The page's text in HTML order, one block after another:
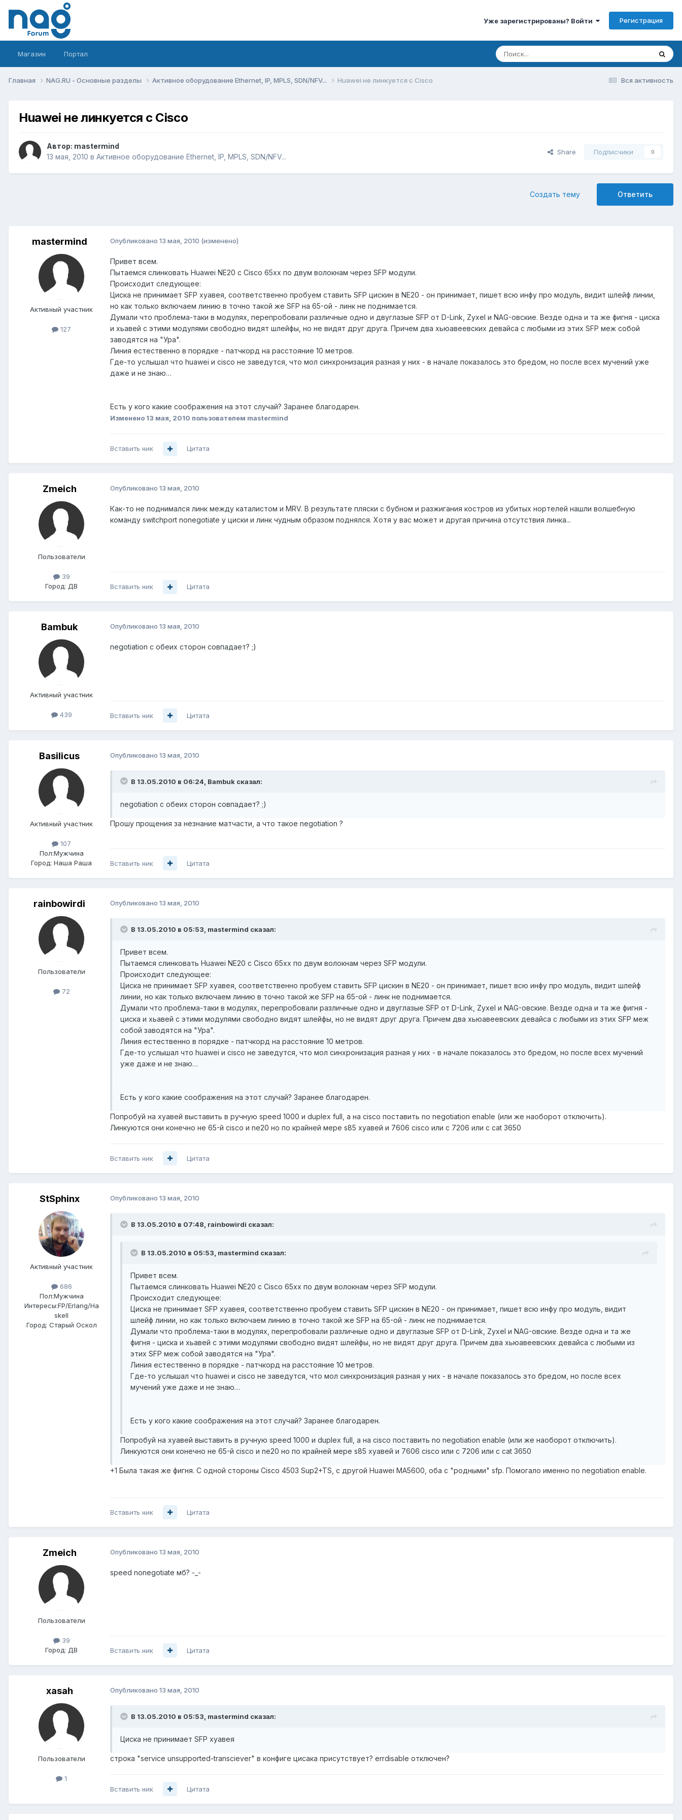
Уже зарегистрированы? Войти Регистрация
Магазин Портал
Вся активность
Главная NAG.RU - Основные разделы Активное оборудование Ethernet, IP, MPLS, SDN/NFV... Huawei не линкуется с Cisco
Huawei не линкуется с Cisco
Автор: mastermind
13 мая, 2010 в Активное оборудование Ethernet, IP, MPLS, SDN/NFV...
Share Подписчики 0
Ответить
Создать тему
mastermind
Активный участник
127
Опубликовано 13 мая, 2010 (изменено)
Привет всем.
Пытаемся слинковать Huawei NE20 с Cisco 65xx по двум волокнам через SFP модули.
Происходит следующее:
Циска не принимает SFP хуавея, соответственно пробуем ставить SFP цискин в NE20 - он принимает, пишет всю инфу про модуль, видит шлейф линии,
но как только включаем линию в точно такой же SFP на 65-ой - линк не поднимается.
Думали что проблема-таки в модулях, перепробовали различные одно и двуглазые SFP от D-Link, Zyxel и NAG-овские. Везде одна и та же фигня - циска
и хьавей с этими модулями свободно видят шлейфы, но не видят друг друга. Причем два хьюавеевских девайса с любыми из этих SFP меж собой
заводятся на "Ура".
Линия естественно в порядке - патчкорд на расстояние 10 метров.
Где-то услышал что huawei и cisco не заведутся, что мол синхронизация разная у них - в начале показалось это бредом, но после всех мучений уже
даже и не знаю…
Есть у кого какие соображения на этот случай? Заранее благодарен.
Изменено 13 мая, 2010 пользователем mastermind
Вставить ник Цитата
Zmeich
Пользователи
39
Город: ДВ
Опубликовано 13 мая, 2010
Как-то не поднимался линк между каталистом и MRV. В результате пляски с бубном и разжигания костров из убитых нортелей нашли волшебную
команду switchport nonegotiate у циски и линк чудным образом поднялся. Хотя у вас может и другая причина отсутствия линка...
Вставить ник Цитата
Bambuk
Активный участник
439
Опубликовано 13 мая, 2010
negotiation с обеих сторон совпадает? ;)
Вставить ник Цитата
Basilicus
Активный участник
107
Пол:Мужчина
Город: Наша Раша
Опубликовано 13 мая, 2010
В 13.05.2010 в 06:24, Bambuk сказал:
negotiation с обеих сторон совпадает? ;)
Прошу прощения за незнание матчасти, а что такое negotiation ?
Вставить ник Цитата
rainbowirdi
Пользователи
72
Опубликовано 13 мая, 2010
В 13.05.2010 в 05:53, mastermind сказал:
Привет всем.
Пытаемся слинковать Huawei NE20 с Cisco 65xx по двум волокнам через SFP модули.
Происходит следующее:
Циска не принимает SFP хуавея, соответственно пробуем ставить SFP цискин в NE20 - он принимает, пишет всю инфу про модуль, видит шлейф
линии, но как только включаем линию в точно такой же SFP на 65-ой - линк не поднимается.
Думали что проблема-таки в модулях, перепробовали различные одно и двуглазые SFP от D-Link, Zyxel и NAG-овские. Везде одна и та же фигня -
циска и хьавей с этими модулями свободно видят шлейфы, но не видят друг друга. Причем два хьюавеевских девайса с любыми из этих SFP меж
собой заводятся на "Ура".
Линия естественно в порядке - патчкорд на расстояние 10 метров.
Где-то услышал что huawei и cisco не заведутся, что мол синхронизация разная у них - в начале показалось это бредом, но после всех мучений
уже даже и не знаю…
Есть у кого какие соображения на этот случай? Заранее благодарен.
Попробуй на хуавей выставить в ручную speed 1000 и duplex full, а на cisco поставить no negotiation enable (или же наоборот отключить).
Линкуются они конечно не 65-й cisco и ne20 но по крайней мере s85 хуавей и 7606 cisco или с 7206 или с cat 3650
Вставить ник Цитата
StSphinx
Активный участник
686
Пол:Мужчина
Интересы:FP/Erlang/Ha
skell
Город: Старый Оскол
Опубликовано 13 мая, 2010
В 13.05.2010 в 07:48, rainbowirdi сказал:
В 13.05.2010 в 05:53, mastermind сказал:
Привет всем.
Пытаемся слинковать Huawei NE20 с Cisco 65xx по двум волокнам через SFP модули.
Происходит следующее:
Циска не принимает SFP хуавея, соответственно пробуем ставить SFP цискин в NE20 - он принимает, пишет всю инфу про модуль, видит
шлейф линии, но как только включаем линию в точно такой же SFP на 65-ой - линк не поднимается.
Думали что проблема-таки в модулях, перепробовали различные одно и двуглазые SFP от D-Link, Zyxel и NAG-овские. Везде одна и та же
фигня - циска и хьавей с этими модулями свободно видят шлейфы, но не видят друг друга. Причем два хьюавеевских девайса с любыми из
этих SFP меж собой заводятся на "Ура".
Линия естественно в порядке - патчкорд на расстояние 10 метров.
Где-то услышал что huawei и cisco не заведутся, что мол синхронизация разная у них - в начале показалось это бредом, но после всех
мучений уже даже и не знаю…
Есть у кого какие соображения на этот случай? Заранее благодарен.
Попробуй на хуавей выставить в ручную speed 1000 и duplex full, а на cisco поставить no negotiation enable (или же наоборот отключить).
Линкуются они конечно не 65-й cisco и ne20 но по крайней мере s85 хуавей и 7606 cisco или с 7206 или с cat 3650
+1 Была такая же фигня. С одной стороны Cisco 4503 Sup2+TS, с другой Huawei MA5600, оба с "родными" sfp. Помогало именно no negotiation enable.
Вставить ник Цитата
Zmeich
Пользователи
39
Город: ДВ
Опубликовано 13 мая, 2010
speed nonegotiate мб? -_-
Вставить ник Цитата
xasah
Пользователи
1
Опубликовано 13 мая, 2010
В 13.05.2010 в 05:53, mastermind сказал:
Циска не принимает SFP хуавея
строка "service unsupported-transciever" в конфиге цисака присутствует? errdisable отключен?
Вставить ник Цитата